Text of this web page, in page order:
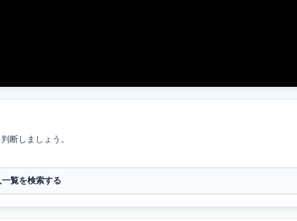
断しましょう。
覧を検索する